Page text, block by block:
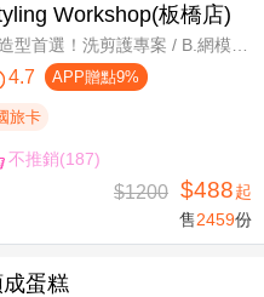
Workshop(板橋店)
4.7 APP贈點9%
旅卡
不推銷(187)
$1200 $488起
售2459份
成蛋糕